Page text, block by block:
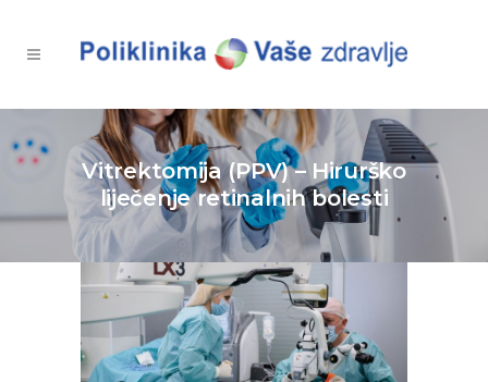
Vitrektomija (PPV) – Hirurško
liječenje retinalnih bolesti